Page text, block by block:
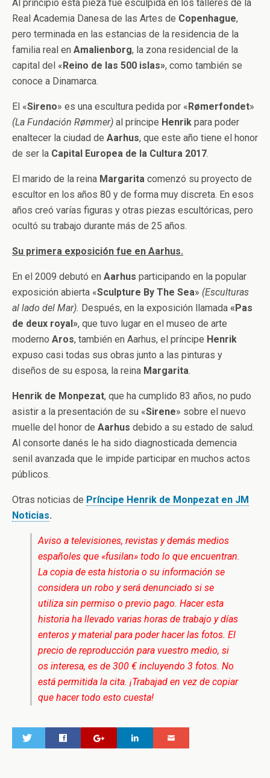
Al principio esta pieza fue esculpida en los talleres de la
Real Academia Danesa de las Artes de Copenhague,
pero terminada en las estancias de la residencia de la
familia real en Amalienborg, la zona residencial de la
capital del «Reino de las 500 islas», como también se
conoce a Dinamarca.
El «Sireno» es una escultura pedida por «Rømerfondet»
(La Fundación Rømmer) al príncipe Henrik para poder
enaltecer la ciudad de Aarhus, que este año tiene el honor
de ser la Capital Europea de la Cultura 2017.
El marido de la reina Margarita comenzó su proyecto de
escultor en los años 80 y de forma muy discreta. En esos
años creó varías figuras y otras piezas escultóricas, pero
ocultó su trabajo durante más de 25 años.
Su primera exposición fue en Aarhus.
En el 2009 debutó en Aarhus participando en la popular
exposición abierta «Sculpture By The Sea» (Esculturas
al lado del Mar). Después, en la exposición llamada «Pas
de deux royal», que tuvo lugar en el museo de arte
moderno Aros, también en Aarhus, el príncipe Henrik
expuso casi todas sus obras junto a las pinturas y
diseños de su esposa, la reina Margarita.
Henrik de Monpezat, que ha cumplido 83 años, no pudo
asistir a la presentación de su «Sirene» sobre el nuevo
muelle del honor de Aarhus debido a su estado de salud.
Al consorte danés le ha sido diagnosticada demencia
senil avanzada que le impide participar en muchos actos
públicos.
Otras noticias de Príncipe Henrik de Monpezat en JM
Noticias.
Aviso a televisiones, revistas y demás medios
españoles que «fusilan» todo lo que encuentran.
La copia de esta historia o su información se
considera un robo y será denunciado si se
utiliza sin permiso o previo pago. Hacer esta
historia ha llevado varias horas de trabajo y días
enteros y material para poder hacer las fotos. El
precio de reproducción para vuestro medio, si
os interesa, es de 300 € incluyendo 3 fotos. No
está permitida la cita. ¡Trabajad en vez de copiar
que hacer todo esto cuesta!